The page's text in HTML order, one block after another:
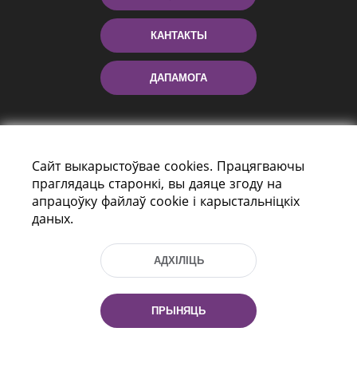
КАНТАКТЫ
ДАПАМОГА
праспект Незалежнасці 116
г. Мiнск, Рэспубліка Беларусь, 220114
Тэл.: (+375 17) 368 37 37, Факс: (+375 17)
Эл. пошта: inbox@nlb.by
Сайт выкарыстоўвае cookies. Працягваючы
праглядаць старонкі, вы даяце згоду на
апрацоўку файлаў cookie і карыстальніцкіх
даных.
АДХІЛІЦЬ
ПРЫНЯЦЬ